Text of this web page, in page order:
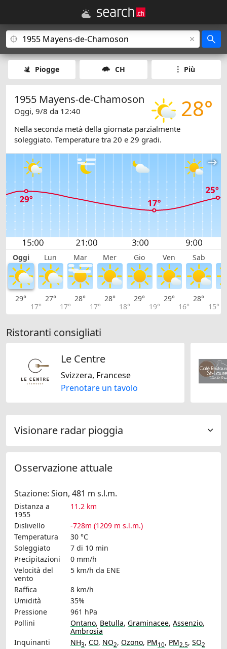
Piogge CH Più
28°
1955 Mayens-de-Chamoson
Oggi, 9/8 da 12:40
Nella seconda metà della giornata parzialmente
soleggiato. Temperature tra 20 e 29 gradi.
Oggi Lun Mar Mer Gio Ven Sab
29°
17°
27°
17°
28°
17°
28°
18°
29°
19°
29°
16°
28°
15°
Ristoranti consigliati
Le Centre
Svizzera, Francese
Prenotare un tavolo
Visionare radar pioggia
Osservazione attuale
Stazione: Sion, 481 m s.l.m.
Distanza a
1955
11.2 km
Dislivello
-728m (1209 m s.l.m.)
Temperatura
30 °C
Soleggiato
7 di 10 min
Precipitazioni
0 mm/h
Velocità del
vento
5 km/h da ENE
Raffica
8 km/h
Umidità
35%
Pressione
961 hPa
Pollini
Ontano, Betulla, Graminacee, Assenzio,
Ambrosia
Inquinanti
NH3, CO, NO2, Ozono, PM10, PM2.5, SO2